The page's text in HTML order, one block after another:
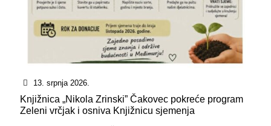
13. srpnja 2026.
Knjižnica „Nikola Zrinski” Čakovec pokreće program
Zeleni vrčjak i osniva Knjižnicu sjemenja